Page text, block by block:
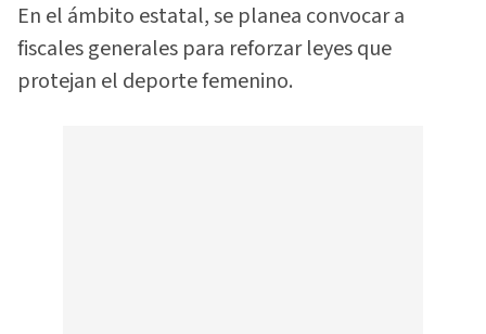
En el ámbito estatal, se planea convocar a
fiscales generales para reforzar leyes que
protejan el deporte femenino.